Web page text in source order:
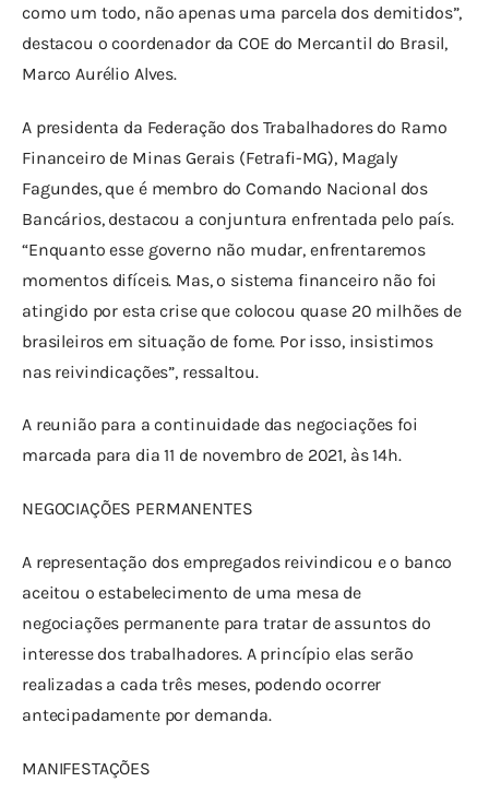
como um todo, não apenas uma parcela dos demitidos”,
destacou o coordenador da COE do Mercantil do Brasil,
Marco Aurélio Alves.
A presidenta da Federação dos Trabalhadores do Ramo
Financeiro de Minas Gerais (Fetrafi-MG), Magaly
Fagundes, que é membro do Comando Nacional dos
Bancários, destacou a conjuntura enfrentada pelo país.
“Enquanto esse governo não mudar, enfrentaremos
momentos difíceis. Mas, o sistema financeiro não foi
atingido por esta crise que colocou quase 20 milhões de
brasileiros em situação de fome. Por isso, insistimos
nas reivindicações”, ressaltou.
A reunião para a continuidade das negociações foi
marcada para dia 11 de novembro de 2021, às 14h.
NEGOCIAÇÕES PERMANENTES
A representação dos empregados reivindicou e o banco
aceitou o estabelecimento de uma mesa de
negociações permanente para tratar de assuntos do
interesse dos trabalhadores. A princípio elas serão
realizadas a cada três meses, podendo ocorrer
antecipadamente por demanda.
MANIFESTAÇÕES